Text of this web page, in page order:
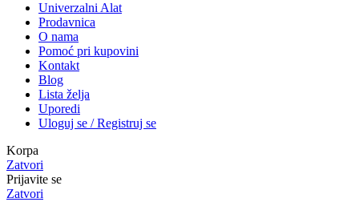
Univerzalni Alat
Prodavnica
O nama
Pomoć pri kupovini
Kontakt
Blog
Lista želja
Uporedi
Uloguj se / Registruj se
Korpa
Zatvori
Prijavite se
Zatvori